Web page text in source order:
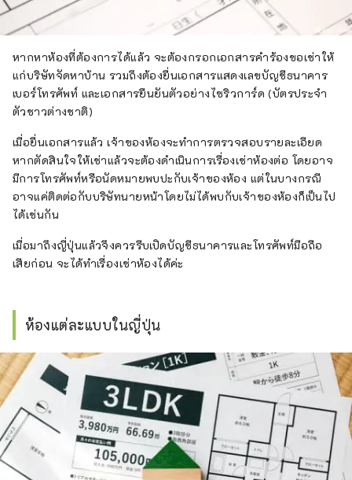
หากหาห้องที่ต้องการได้แล้ว จะต้องกรอกเอกสารคำร้องขอเช่าให้
แก่บริษัทจัดหาบ้าน รวมถึงต้องยื่นเอกสารแสดงเลขบัญชีธนาคาร
เบอร์โทรศัพท์ และเอกสารยืนยันตัวอย่างไซริวการ์ด (บัตรประจำ
ตัวชาวต่างชาติ)
เมื่อยื่นเอกสารแล้ว เจ้าของห้องจะทำการตรวจสอบรายละเอียด
หากตัดสินใจให้เช่าแล้วจะต้องดำเนินการเรื่องเช่าห้องต่อ โดยอาจ
มีการโทรศัพท์หรือนัดหมายพบปะกับเจ้าของห้อง แต่ในบางกรณี
อาจแค่ติดต่อกับบริษัทนายหน้าโดยไม่ได้พบกับเจ้าของห้องก็เป็นไป
ได้เช่นกัน
เมื่อมาถึงญี่ปุ่นแล้วจึงควรรีบเปิดบัญชีธนาคารและโทรศัพท์มือถือ
เสียก่อน จะได้ทำเรื่องเช่าห้องได้ค่ะ
ห้องแต่ละแบบในญี่ปุ่น